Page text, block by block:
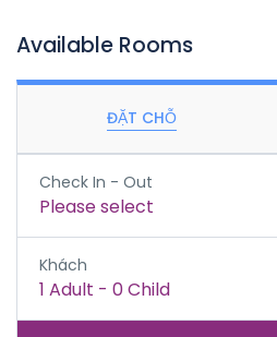
Available Rooms
ĐẶT CHỖ
Check In - Out
Please select
Khách
1 Adult - 0Child